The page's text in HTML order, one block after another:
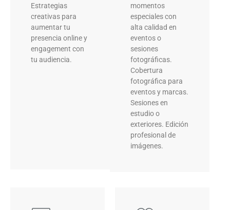
Estrategias
creativas para
aumentar tu
presencia online y
engagement con
tu audiencia.
momentos
especiales con
alta calidad en
eventos o
sesiones
fotográficas.
Cobertura
fotográfica para
eventos y marcas.
Sesiones en
estudio o
exteriores. Edición
profesional de
imágenes.